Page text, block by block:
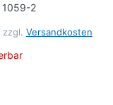
1059-2
Versandkosten